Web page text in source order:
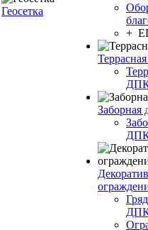
Геосетка
+
Заборная